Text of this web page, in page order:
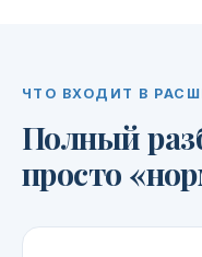
ЧТО ВХОДИТ В
Полный
просто